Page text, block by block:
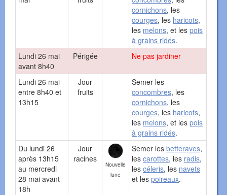
cornichons, les
courges, les haricots,
les melons, et les pois
à grains ridés.
Lundi 26 mai
avant 8h40
Périgée Ne pas jardiner
Lundi 26 mai
entre 8h40 et
13h15
Jour
fruits
Semer les
concombres, les
cornichons, les
courges, les haricots,
les melons, et les pois
à grains ridés.
Du lundi 26
après 13h15
au mercredi
28 mai avant
18h
Jour
racines
Nouvelle
lune
Semer les betteraves,
les carottes, les radis,
les céleris, les navets
et les poireaux.